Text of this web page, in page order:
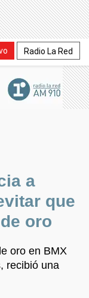
Radio La Red
a
que
oro
oro en BMX
recibió una